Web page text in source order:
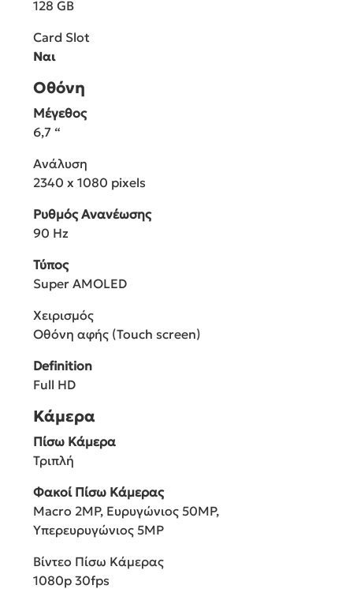
128 GB
Card Slot
Ναι
Οθόνη
Μέγεθος
6,7 “
Ανάλυση
2340 x 1080 pixels
Ρυθμός Ανανέωσης
90 Hz
Τύπος
Super AMOLED
Χειρισμός
Οθόνη αφής (Touch screen)
Definition
Full HD
Κάμερα
Πίσω Κάμερα
Τριπλή
Φακοί Πίσω Κάμερας
Macro 2MP, Ευρυγώνιος 50MP,
Υπερευρυγώνιος 5MP
Βίντεο Πίσω Κάμερας
1080p 30fps